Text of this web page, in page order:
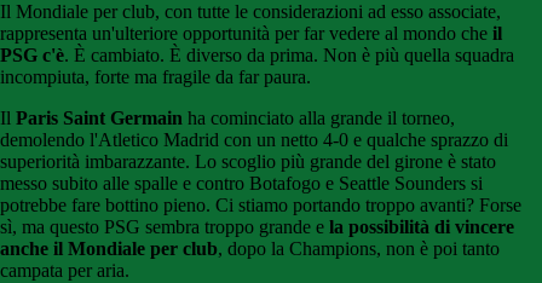
Il Mondiale per club, con tutte le considerazioni ad esso associate,
rappresenta un'ulteriore opportunità per far vedere al mondo che il
PSG c'è. È cambiato. È diverso da prima. Non è più quella squadra
incompiuta, forte ma fragile da far paura.
Il Paris Saint Germain ha cominciato alla grande il torneo,
demolendo l'Atletico Madrid con un netto 4-0 e qualche sprazzo di
superiorità imbarazzante. Lo scoglio più grande del girone è stato
messo subito alle spalle e contro Botafogo e Seattle Sounders si
potrebbe fare bottino pieno. Ci stiamo portando troppo avanti? Forse
sì, ma questo PSG sembra troppo grande e la possibilità di vincere
anche il Mondiale per club, dopo la Champions, non è poi tanto
campata per aria.